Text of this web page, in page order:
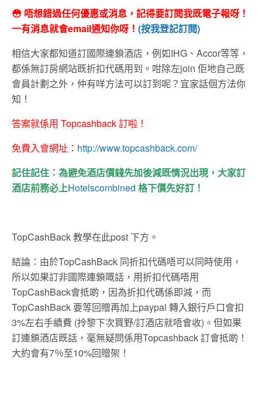
😳 唔想錯過任何優惠或消息，記得要訂閱我既電子報呀！
一有消息就會email通知你呀！ (按我登記訂閱)
相信大家都知道訂國際連鎖酒店，例如IHG、Accor等等，
都係無訂房網站既折扣代碼用到。咁除左join 佢地自己既
會員計劃之外，仲有咩方法可以訂到呢？宜家話個方法你
知！
答案就係用 Topcashback 訂啦！
免費入會網址： http://www.topcashback.com/
記住記住：為避免酒店價錢先加後減既情況出現，大家訂
酒店前務必上Hotelscombined 格下價先好訂！
TopCashBack 教學在此post 下方。
結論：由於TopCashBack 同折扣代碼唔可以同時使用，
所以如果訂非國際連鎖嘅話，用折扣代碼唔用
TopCashBack會抵啲，因為折扣代碼係即減，而
TopCashBack 要等回贈再加上paypal 轉入銀行戶口會扣
3%左右手續費 (拎黎下次買野/訂酒店就唔會收)。但如果
訂連鎖酒店既話，毫無疑問係用Topcashback 訂會抵啲！
大約會有7％至10%回贈架！